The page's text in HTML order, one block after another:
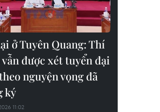
ở Tuyên Quang: Thí
được xét tuyển đại
nguyện vọng đã
ký
11:02